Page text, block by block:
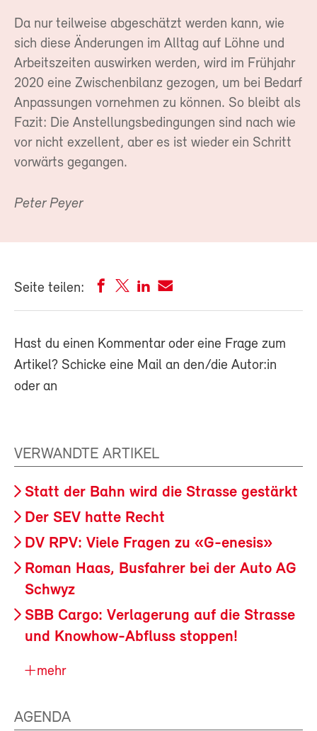
Da nur teilweise abgeschätzt werden kann, wie
sich diese Änderungen im Alltag auf Löhne und
Arbeitszeiten auswirken werden, wird im Frühjahr
2020 eine Zwischenbilanz gezogen, um bei Bedarf
Anpassungen vornehmen zu können. So bleibt als
Fazit: Die Anstellungsbedingungen sind nach wie
vor nicht exzellent, aber es ist wieder ein Schritt
vorwärts gegangen.
Peter Peyer
Seite teilen:
Hast du einen Kommentar oder eine Frage zum
Artikel? Schicke eine Mail an den/die Autor:in
oder an
VERWANDTE ARTIKEL
Statt der Bahn wird die Strasse gestärkt
Der SEV hatte Recht
DV RPV: Viele Fragen zu «G-enesis»
Roman Haas, Busfahrer bei der Auto AG
Schwyz
SBB Cargo: Verlagerung auf die Strasse
und Knowhow-Abfluss stoppen!
mehr
AGENDA